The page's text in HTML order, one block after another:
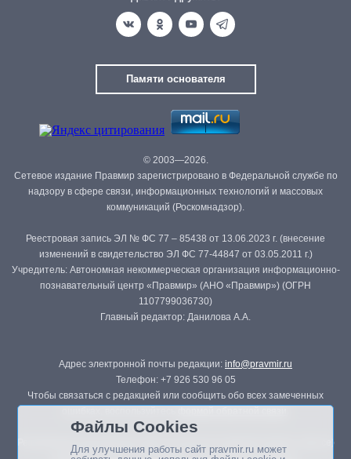
Памяти основателя
© 2003—2026.
Сетевое издание Правмир зарегистрировано в Федеральной службе по
надзору в сфере связи, информационных технологий и массовых
коммуникаций (Роскомнадзор).
Реестровая запись ЭЛ № ФС 77 – 85438 от 13.06.2023 г. (внесение
изменений в свидетельство ЭЛ ФС 77-44847 от 03.05.2011 г.)
Учредитель: Автономная некоммерческая организация информационно-
познавательный центр «Правмир» (АНО «Правмир») (ОГРН
1107799036730)
Главный редактор: Данилова А.А.
Адрес электронной почты редакции: info@pravmir.ru
Телефон: +7 926 530 96 05
Чтобы связаться с редакцией или сообщить обо всех замеченных
Републикация материалов сайта в печатных изданиях (книгах, прессе)
Файлы Cookies
Для улучшения работы сайт pravmir.ru может